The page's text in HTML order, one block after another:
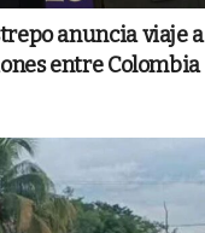
anuncia viaje
entre Colombia